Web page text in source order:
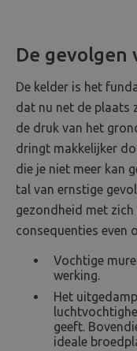
De gevolgen
De kelder is het
dat nu net de plaats
de druk van het
dringt makkelijker
die je niet meer kan
tal van ernstige
gezondheid met
consequenties even
Vochtige
werking.
Het
geeft.
ideale